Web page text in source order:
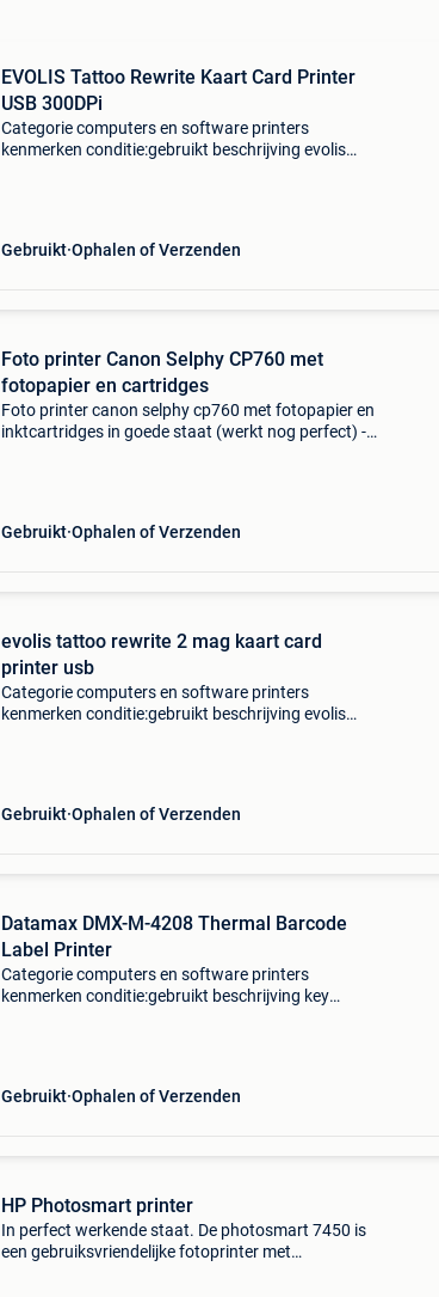
EVOLIS Tattoo Rewrite Kaart Card Printer
USB 300DPi
Categorie computers en software printers
kenmerken conditie:gebruikt beschrijving evolis
Gebruikt Ophalen of Verzenden
Foto printer Canon Selphy CP760 met
fotopapier en cartridges
Foto printer canon selphy cp760 met fotopapier en
inktcartridges in goede staat (werkt nog perfect) -
Gebruikt Ophalen of Verzenden
evolis tattoo rewrite 2 mag kaart card
printer usb
Categorie computers en software printers
kenmerken conditie:gebruikt beschrijving evolis
Gebruikt Ophalen of Verzenden
Datamax DMX-M-4208 Thermal Barcode
Label Printer
Categorie computers en software printers
kenmerken conditie:gebruikt beschrijving key
Gebruikt Ophalen of Verzenden
HP Photosmart printer
In perfect werkende staat. De photosmart 7450 is
een gebruiksvriendelijke fotoprinter met